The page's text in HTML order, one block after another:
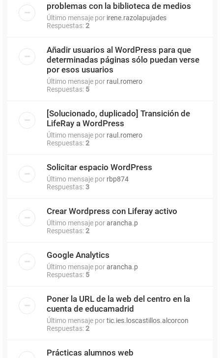
problemas con la biblioteca de medios
Último mensaje por irene.razolapujades
Respuestas:2
Añadir usuarios al WordPress para que
determinadas páginas sólo puedan verse
por esos usuarios
Último mensaje por raul.romero
Respuestas: 5
[Solucionado, duplicado] Transición de
LifeRay a WordPress
Último mensaje por raul.romero
Respuestas:2
Solicitar espacio WordPress
Último mensaje por rbp874
Respuestas:3
Crear Wordpress con Liferay activo
Último mensaje porarancha.p
Respuestas:2
Google Analytics
Último mensaje porarancha.p
Respuestas: 5
Poner la URL de la web del centro en la
cuenta de educamadrid
Último mensaje portic.ies.loscastillos.alcorcon
Respuestas:2
Prácticas alumnos web